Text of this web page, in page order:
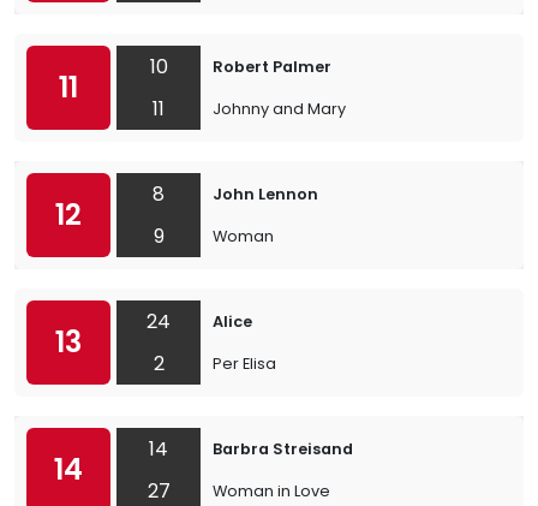
11
10
11
Robert Palmer
Johnny and Mary
12
8
9
John Lennon
Woman
13
24
2
Alice
Per Elisa
14
14
27
Barbra Streisand
Woman in Love